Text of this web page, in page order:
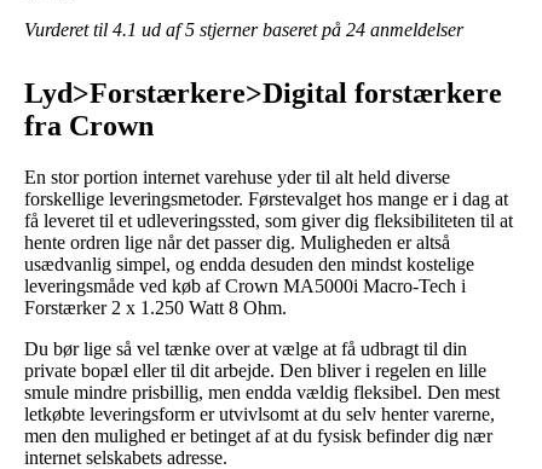
Vurderet til 4.1 ud af 5 stjerner baseret på 24 anmeldelser
Lyd>Forstærkere>Digital forstærkere
fra Crown
En stor portion internet varehuse yder til alt held diverse
forskellige leveringsmetoder. Førstevalget hos mange er i dag at
få leveret til et udleveringssted, som giver dig fleksibiliteten til at
hente ordren lige når det passer dig. Muligheden er altså
usædvanlig simpel, og endda desuden den mindst kostelige
leveringsmåde ved køb af Crown MA5000i Macro-Tech i
Forstærker 2 x 1.250 Watt 8 Ohm.
Du bør lige så vel tænke over at vælge at få udbragt til din
private bopæl eller til dit arbejde. Den bliver i regelen en lille
smule mindre prisbillig, men endda vældig fleksibel. Den mest
letkøbte leveringsform er utvivlsomt at du selv henter varerne,
men den mulighed er betinget af at du fysisk befinder dig nær
internet selskabets adresse.